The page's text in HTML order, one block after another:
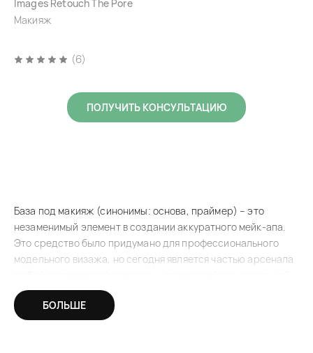
Images Retouch The Pore
Bottom Paste
Макияж
(6)
ПОЛУЧИТЬ КОНСУЛЬТАЦИЮ
База под макияж (синонимы: основа, праймер) – это
незаменимый элемент в создании аккуратного мейк-апа.
Это средство было придумано для профессионального
модельного визажа, но сегодня является частью арсенала
стойкости макияжа.
Для чего нужна основа под макияж
Почему стоит купить базу под макияж? Правильное ее
БОЛЬШЕ